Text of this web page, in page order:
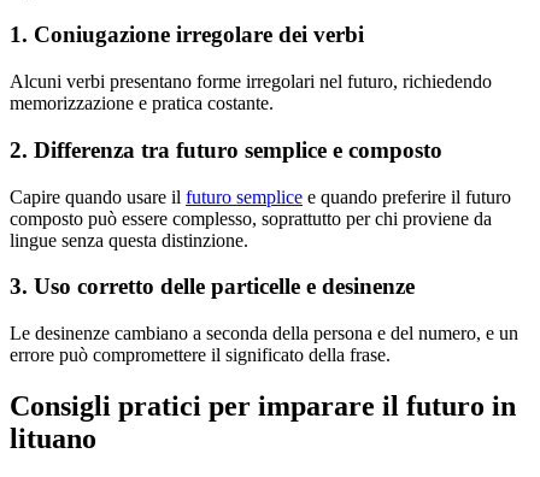
1. Coniugazione irregolare dei verbi
Alcuni verbi presentano forme irregolari nel futuro, richiedendo
memorizzazione e pratica costante.
2. Differenza tra futuro semplice e composto
Capire quando usare il futuro semplice e quando preferire il futuro
composto può essere complesso, soprattutto per chi proviene da
lingue senza questa distinzione.
3. Uso corretto delle particelle e desinenze
Le desinenze cambiano a seconda della persona e del numero, e un
errore può compromettere il significato della frase.
Consigli pratici per imparare il futuro in
lituano